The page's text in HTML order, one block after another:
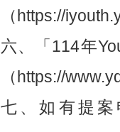
（https://
六、「114年
（https://
七、如有提